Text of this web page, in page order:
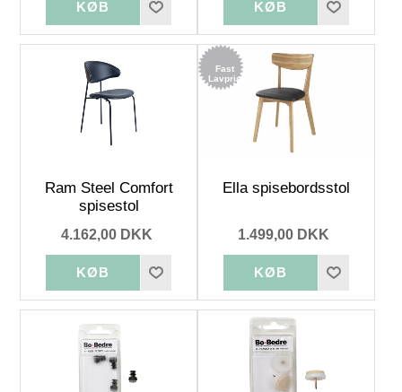
Ram Steel Comfort
spisestol
4.162,00 DKK
Fast
Lavpris
Ella spisebordsstol
1.499,00 DKK